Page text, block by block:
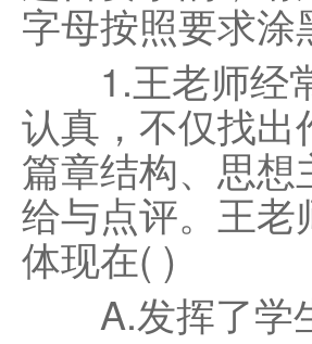
字母按照要求
1.王老师经常
认真，不仅找
篇章结构、思
给与点评。王
体现在( )
A.发挥了学